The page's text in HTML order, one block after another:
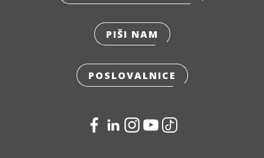
PIŠI NAM
POSLOVALNICE